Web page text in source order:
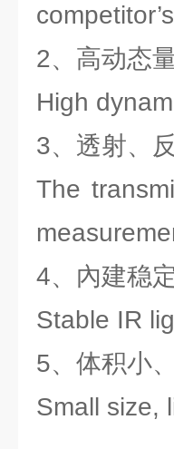
2、高动态
High
3、透射、
The
4、內建稳
Stable IR
5、体积小
Small size,